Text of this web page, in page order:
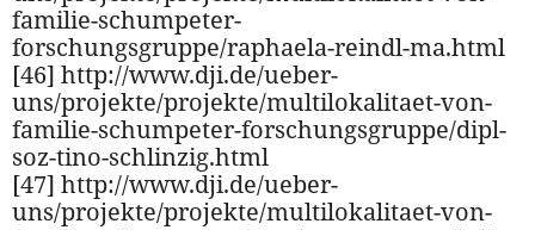
familie-schumpeter-
forschungsgruppe/raphaela-reindl-ma.html
[46] http://www.dji.de/ueber-
uns/projekte/projekte/multilokalitaet-von-
familie-schumpeter-forschungsgruppe/dipl-
soz-tino-schlinzig.html
[47] http://www.dji.de/ueber-
uns/projekte/projekte/multilokalitaet-von-